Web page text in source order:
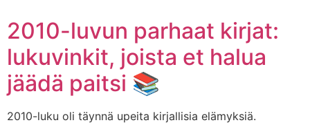
2010-luvun parhaat kirjat:
lukuvinkit, joista et halua
jäädä paitsi 📚
2010-luku oli täynnä upeita kirjallisia elämyksiä.